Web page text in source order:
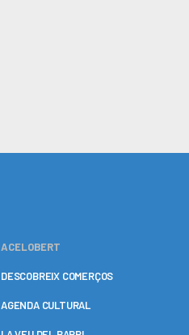
ACELOBERT
DESCOBREIX COMERÇOS
AGENDA CULTURAL